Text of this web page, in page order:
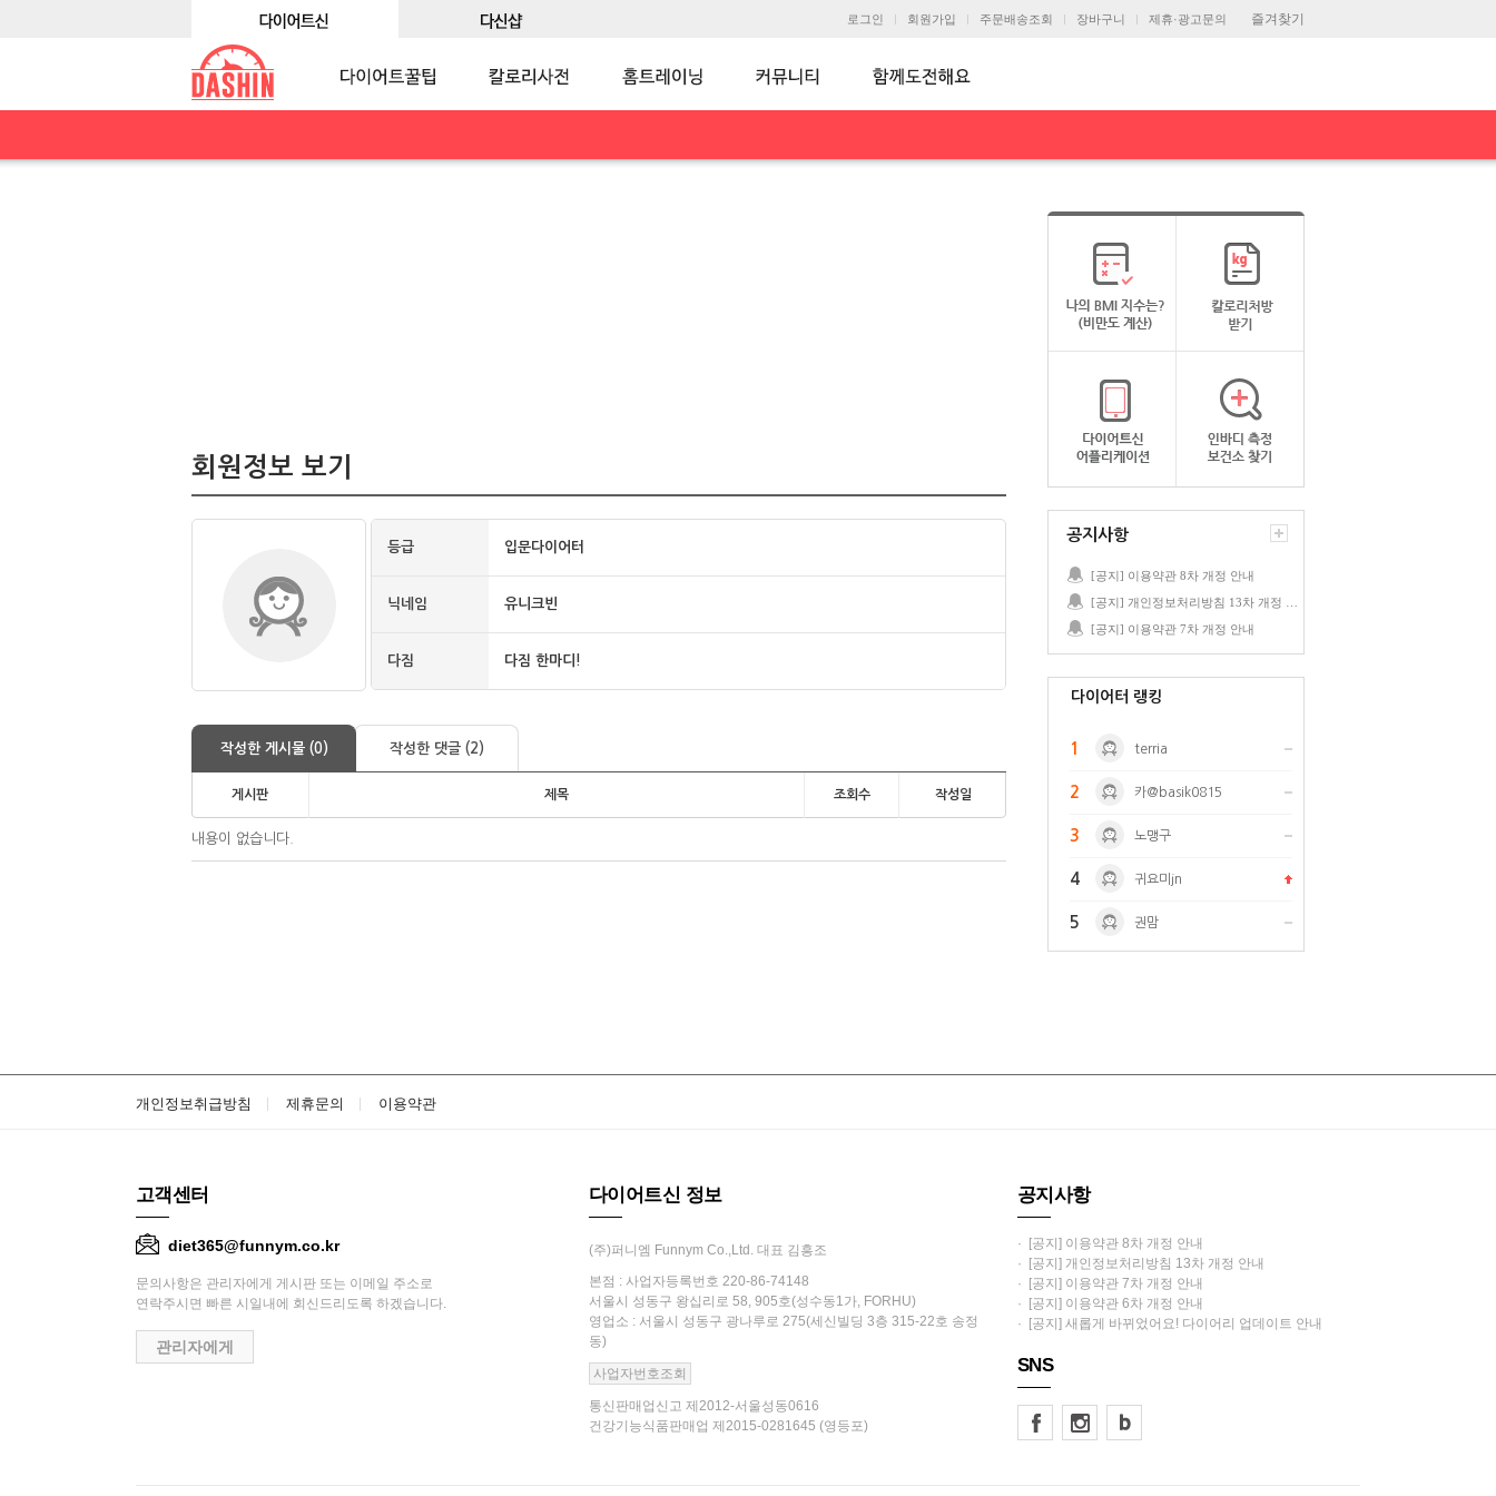
즐겨찾기
로그인 회원가입 주문배송조회 장바구니 제휴·광고문의
회원정보 보기
등급 입문다이어터
닉네임 유니크빈
다짐 다짐 한마디!
작성한 게시물 (0) 작성한 댓글 (2)
게시판 제목 조회수 작성일
내용이 없습니다.
공지사항
[공지] 이용약관 8차 개정 안내
[공지] 이용약관 7차 개정 안내
다이어터 랭킹
1 terria
2 카@basik0815
3 노맹구
4 귀요미jn
5 권맘
개인정보취급방침 제휴문의 이용약관
고객센터
diet365@funnym.co.kr
문의사항은 관리자에게 게시판 또는 이메일 주소로
연락주시면 빠른 시일내에 회신드리도록 하겠습니다.
관리자에게
다이어트신 정보
(주)퍼니엠 Funnym Co.,Ltd. 대표 김흥조
본점 : 사업자등록번호 220-86-74148
서울시 성동구 왕십리로 58, 905호(성수동1가, FORHU)
영업소 : 서울시 성동구 광나루로 275(세신빌딩 3층 315-22호 송정
동)
사업자번호조회
통신판매업신고 제2012-서울성동0616
건강기능식품판매업 제2015-0281645 (영등포)
공지사항
· [공지] 이용약관 8차 개정 안내
· [공지] 개인정보처리방침 13차 개정 안내
· [공지] 이용약관 7차 개정 안내
· [공지] 이용약관 6차 개정 안내
· [공지] 새롭게 바뀌었어요! 다이어리 업데이트 안내
SNS